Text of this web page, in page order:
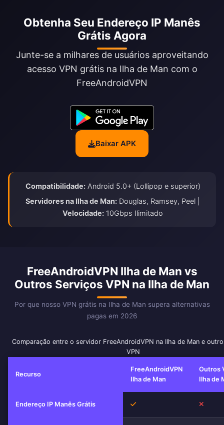
Obtenha Seu Endereço IP Manês
Grátis Agora
Junte-se a milhares de usuários aproveitando
acesso VPN grátis na Ilha de Man com o
FreeAndroidVPN
Baixar APK
Compatibilidade:Android 5.0+ (Lollipop e superior)
Servidores na Ilha de Man: Douglas, Ramsey, Peel |
Velocidade: 10Gbps Ilimitado
FreeAndroidVPN Ilha de Man vs
Outros Serviços VPN na Ilha de Man
Por que nosso VPN grátis na Ilha de Man supera alternativas
pagas em 2026
Comparação entre o servidor FreeAndroidVPN na Ilha de Man e
VPN
Recurso
FreeAndroidVPN
Ilha de Man
Outros
Ilha de
Endereço IP Manês Grátis Sim